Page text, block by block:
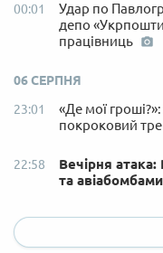
00:01
Удар по
депо
працівниць
06 СЕРПНЯ
23:01
«Де мої
покроковий
22:58
Вечірня
та